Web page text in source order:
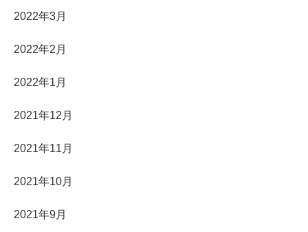
2022年3月
2022年2月
2022年1月
2021年12月
2021年11月
2021年10月
2021年9月